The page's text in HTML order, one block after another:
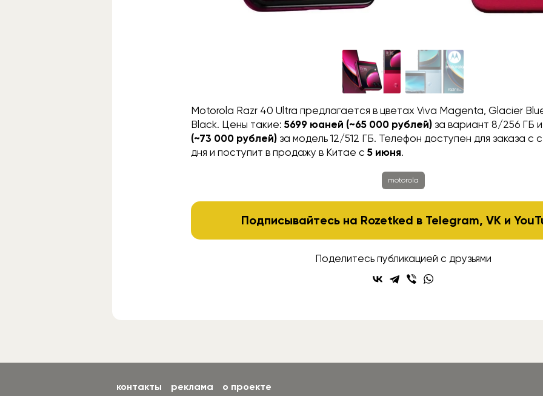
Motorola Razr 40 Ultra предлагается в цветах Viva Magenta, Glacier
Black. Цены такие:5699 юаней (~65 000 рублей) за вариант 8/256 ГБ
(~73 000 рублей) за модель 12/512 ГБ. Телефон доступен для заказа с
дня и поступит в продажу в Китае с5 июня.
motorola
Подписывайтесь на Rozetked в Telegram,VK и
Поделитесь публикацией с друзьями
контакты реклама о проекте